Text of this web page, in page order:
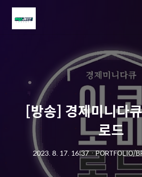
[방송] 경제미니다
로드
2023. 8. 17. 16:37ㆍPORTFOLIO/